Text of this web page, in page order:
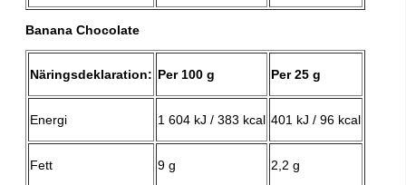
Banana Chocolate
Näringsdeklaration: Per 100 g Per 25 g
Energi 1 604 kJ / 383 kcal 401 kJ / 96 kcal
Fett 9 g 2,2 g